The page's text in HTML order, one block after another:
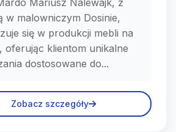
Mariusz Nalewajk, z
w malowniczym Dosinie,
się w produkcji mebli na
oferując klientom unikalne
dostosowane do...
Zobacz szczegóły